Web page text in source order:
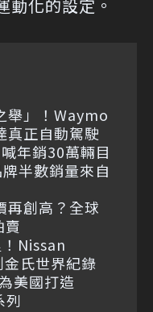
動化的設定。
舉」！Waymo
真正自動駕駛
年銷30萬輛目
半數銷量來自
再創高？全球
Nissan
氏世界紀錄
美國打造
列